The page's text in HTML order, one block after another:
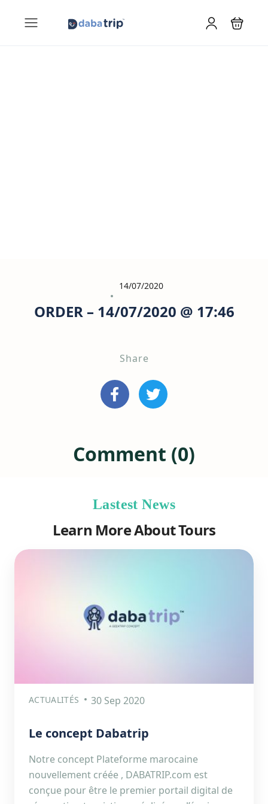
14/07/2020
ORDER – 14/07/2020 @ 17:46
Share
Comment (0)
Lastest News
Learn More About Tours
ACTUALITÉS 30 Sep 2020
Le concept Dabatrip
Notre concept Plateforme marocaine
nouvellement créée , DABATRIP.com est
conçue pour être le premier portail digital de